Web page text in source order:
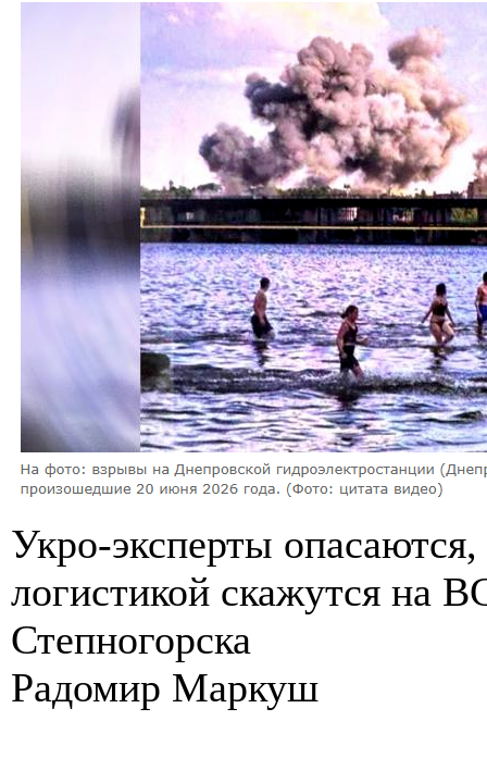
Укро-эксперты
логистикой скажутся на
Степногорска
Радомир Маркуш